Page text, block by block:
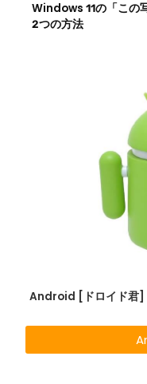
Windows 11の「この
2つの方法
Android [ドロイド君]